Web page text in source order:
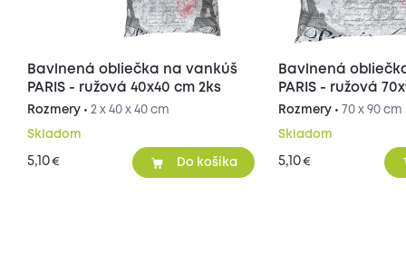
Bavlnená obliečka na vankúš
PARIS - ružová 40x40 cm 2ks
Rozmery • 2 x 40 x 40 cm
Skladom
5,10€ Do košíka
Bavlnená
PARIS - ružová
Rozmery • 70 x 90 cm
Skladom
5,10€